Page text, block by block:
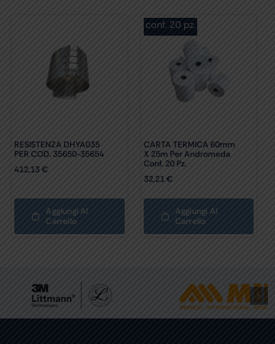
RESISTENZA DHYA035
PER COD. 35650-35654
412,13€
Aggiungi Al
Carrello
conf. 20 pz.
CARTA TERMICA 60mm
X 25m Per Andromeda
Conf. 20 Pz.
32,21€
Aggiungi Al
Carrello